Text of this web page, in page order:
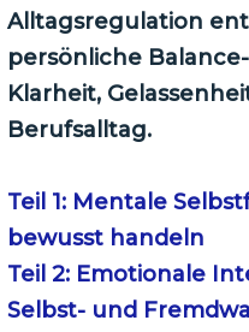
Alltagsregulation
persönliche
Klarheit,
Berufsalltag.
Teil 1: Mentale
bewusst handeln
Teil 2: Emotionale
Selbst- und